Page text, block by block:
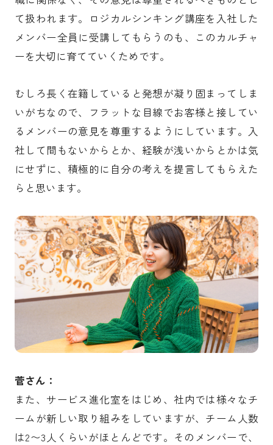
て扱われます。ロジカルシンキング講座を入社した
メンバー全員に受講してもらうのも、このカルチャ
ーを大切に育てていくためです。
むしろ長く在籍していると発想が凝り固まってしま
いがちなので、フラットな目線でお客様と接してい
るメンバーの意見を尊重するようにしています。入
社して間もないからとか、経験が浅いからとかは気
にせずに、積極的に自分の考えを提言してもらえた
らと思います。
菅さん：
また、サービス進化室をはじめ、社内では様々なチ
ームが新しい取り組みをしていますが、チーム人数
は2〜3人くらいがほとんどです。そのメンバーで、